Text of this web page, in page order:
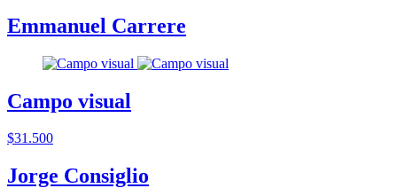
Emmanuel Carrere
Campo visual
$31.500
Jorge Consiglio